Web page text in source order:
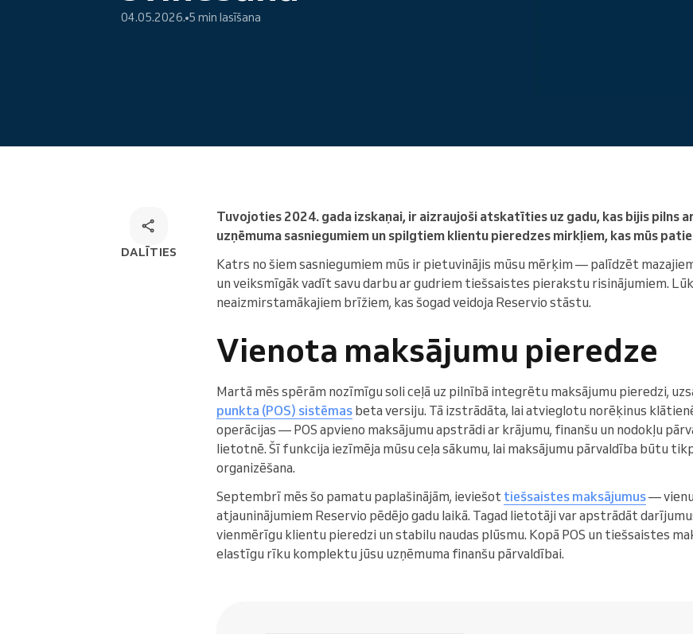
04.05.2026. 5 min lasīšana
DALĪTIES
Tuvojoties 2024. gada izskaņai, ir aizraujoši atskatīties uz gadu, kas bijis pilns
uzņēmuma sasniegumiem un spilgtiem klientu pieredzes mirkļiem, kas mūs
Katrs no šiem sasniegumiem mūs ir pietuvinājis mūsu mērķim — palīdzēt
un veiksmīgāk vadīt savu darbu ar gudriem tiešsaistes pierakstu risinājumiem.
neaizmirstamākajiem brīžiem, kas šogad veidoja Reservio stāstu.
Vienota maksājumu pieredze
Martā mēs spērām nozīmīgu soli ceļā uz pilnībā integrētu maksājumu pieredzi,
punkta (POS) sistēmas beta versiju. Tā izstrādāta, lai atvieglotu norēķinus
operācijas — POS apvieno maksājumu apstrādi ar krājumu, finanšu un nodokļu
lietotnē. Šī funkcija iezīmēja mūsu ceļa sākumu, lai maksājumu pārvaldība būtu
organizēšana.
Septembrī mēs šo pamatu paplašinājām, ieviešot tiešsaistes maksājumus—
atjauninājumiem Reservio pēdējo gadu laikā. Tagad lietotāji var apstrādāt
vienmērīgu klientu pieredzi un stabilu naudas plūsmu. Kopā POS un tiešsaistes
elastīgu rīku komplektu jūsu uzņēmuma finanšu pārvaldībai.